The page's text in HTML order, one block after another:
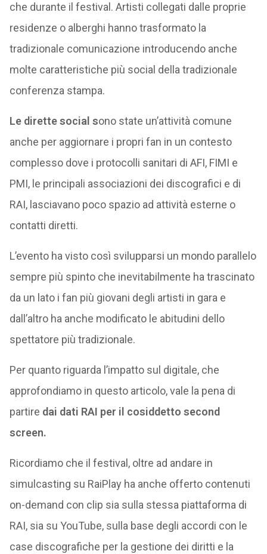
che durante il festival. Artisti collegati dalle proprie
residenze o alberghi hanno trasformato la
tradizionale comunicazione introducendo anche
molte caratteristiche più social della tradizionale
conferenza stampa.
Le dirette social sono state un’attività comune
anche per aggiornare i propri fan in un contesto
complesso dove i protocolli sanitari di AFI, FIMI e
PMI, le principali associazioni dei discografici e di
RAI, lasciavano poco spazio ad attività esterne o
contatti diretti.
L’evento ha visto così svilupparsi un mondo parallelo
sempre più spinto che inevitabilmente ha trascinato
da un lato i fan più giovani degli artisti in gara e
dall’altro ha anche modificato le abitudini dello
spettatore più tradizionale.
Per quanto riguarda l’impatto sul digitale, che
approfondiamo in questo articolo, vale la pena di
partire dai dati RAI per il cosiddetto second
screen.
Ricordiamo che il festival, oltre ad andare in
simulcasting su RaiPlay ha anche offerto contenuti
on-demand con clip sia sulla stessa piattaforma di
RAI, sia su YouTube, sulla base degli accordi con le
case discografiche per la gestione dei diritti e la